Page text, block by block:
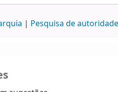
Pesquisa de autoridade